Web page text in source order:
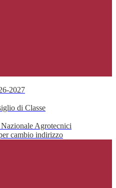
2027
di Classe
Agrotecnici
cambio indirizzo